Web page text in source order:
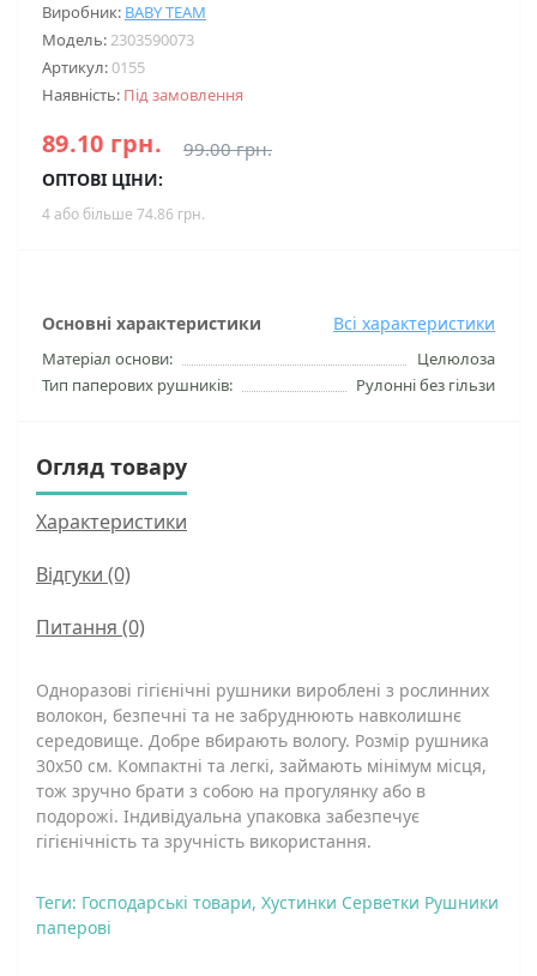
Виробник: BABY TEAM
Модель:2303590073
Артикул:0155
Наявність: Під замовлення
89.10 грн. 99.00 грн.
ОПТОВІ ЦІНИ:
4 або більше 74.86 грн.
Основні характеристики Всі характеристики
Матеріал основи:
Целюлоза
Тип паперових рушників:
Рулонні без гільзи
Огляд товару
Характеристики
Відгуки (0)
Питання (0)
Одноразові гігієнічні рушники вироблені з рослинних
волокон, безпечні та не забруднюють навколишнє
середовище. Добре вбирають вологу. Розмір рушника
30x50 см. Компактні та легкі, займають мінімум місця,
тож зручно брати з собою на прогулянку або в
подорожі. Індивідуальна упаковка забезпечує
гігієнічність та зручність використання.
Теги: Господарські товари, Хустинки Серветки Рушники
паперові